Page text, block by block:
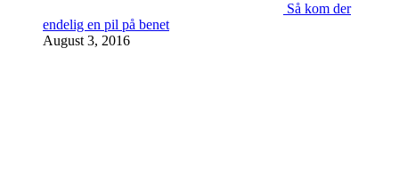
Så kom der
endelig en pil på benet
August 3, 2016